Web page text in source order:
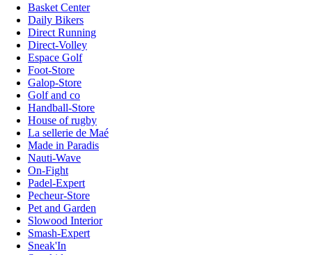
Basket Center
Daily Bikers
Direct Running
Direct-Volley
Espace Golf
Foot-Store
Galop-Store
Golf and co
Handball-Store
House of rugby
La sellerie de Maé
Made in Paradis
Nauti-Wave
On-Fight
Padel-Expert
Pecheur-Store
Pet and Garden
Slowood Interior
Smash-Expert
Sneak'In